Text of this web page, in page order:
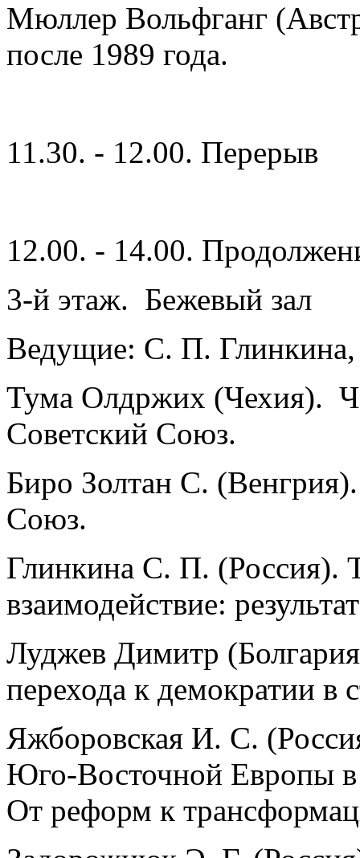
Мюллер Вольфганг
после 1989 года.
11.30. - 12.00. Перерыв
12.00. - 14.00.
3-й этаж. Бежевый зал
Ведущие: С. П.
Тума Олдржих (Чехия).
Советский Союз.
Биро Золтан С.
Союз.
Глинкина С. П. (Россия).
взаимодействие:
Луджев Димитр
перехода к демократии в
Яжборовская И. С.
Юго-Восточной Европы в
От реформ к